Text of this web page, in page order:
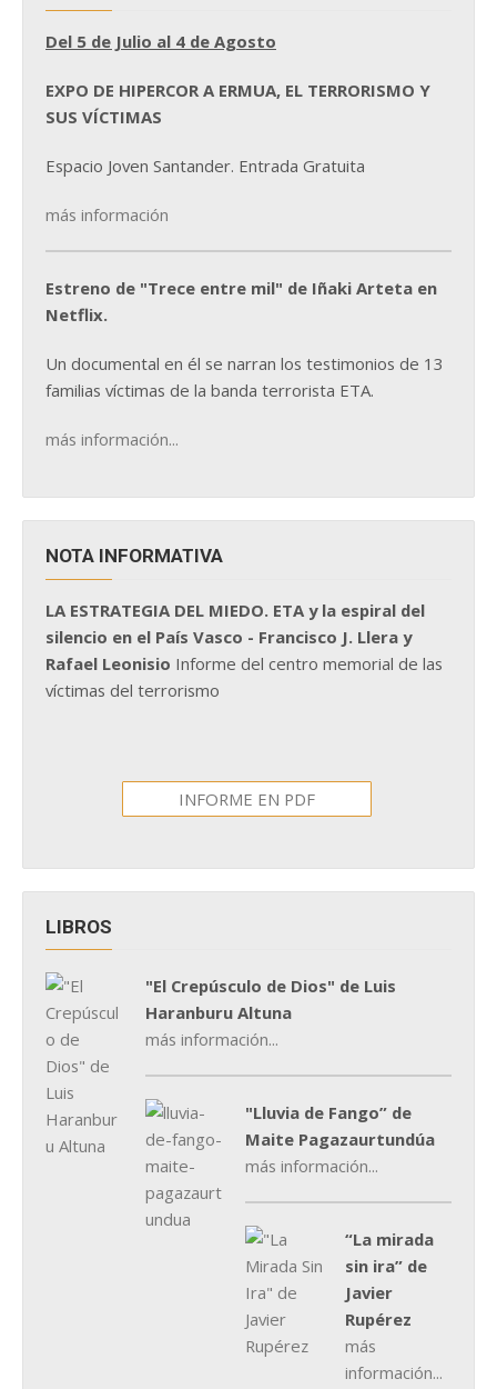
Del 5 de Julio al 4 de Agosto
EXPO DE HIPERCOR A ERMUA, EL TERRORISMO Y
SUS VÍCTIMAS
Espacio Joven Santander. Entrada Gratuita
más información
Estreno de "Trece entre mil" de Iñaki Arteta en
Netflix.
Un documental en él se narran los testimonios de 13
familias víctimas de la banda terrorista ETA.
más información...
NOTA INFORMATIVA
LA ESTRATEGIA DEL MIEDO. ETA y la espiral del
silencio en el País Vasco - Francisco J. Llera y
Rafael Leonisio Informe del centro memorial de las
víctimas del terrorismo
INFORME EN PDF
LIBROS
"El Crepúsculo de Dios" de Luis
Haranburu Altuna
más información...
"Lluvia de Fango” de
Maite Pagazaurtundúa
más información...
“La mirada
sin ira” de
Javier
Rupérez
más
información...